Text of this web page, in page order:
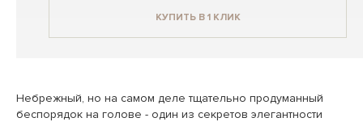
КУПИТЬ В 1 КЛИК
Небрежный, но на самом деле тщательно продуманный
беспорядок на голове - один из секретов элегантности